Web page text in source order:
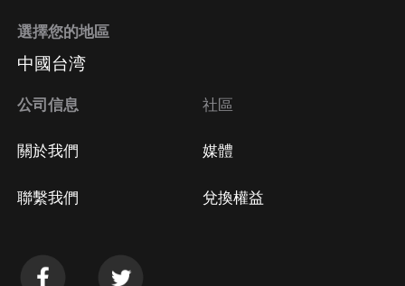
選擇您的地區
中國台湾
公司信息
關於我們
聯繫我們
社區
媒體
兌換權益